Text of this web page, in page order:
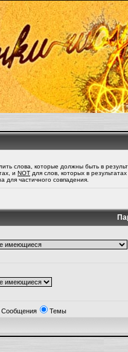
слова, которые должны быть в
и NOT для слов, которых в
для частичного совпадения.
Сообщения Темы